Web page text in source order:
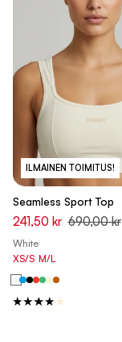
ILMAINEN TOIMITUS!
Seamless Sport Top
241,50 kr 690,00 kr
White
XS/S M/L